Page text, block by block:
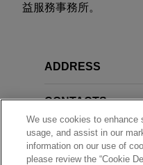
益服務事務所。
ADDRESS
CONTACTS
LOCAL TIME
We use cookies to
usage, and assist in our
information on our use of
please review the “Cookie